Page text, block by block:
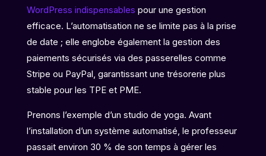
WordPress indispensables pour une gestion
efficace. L’automatisation ne se limite pas à la prise
de date ; elle englobe également la gestion des
paiements sécurisés via des passerelles comme
Stripe ou PayPal, garantissant une trésorerie plus
stable pour les TPE et PME.
Prenons l’exemple d’un studio de yoga. Avant
l’installation d’un système automatisé, le professeur
passait environ 30 % de son temps à gérer les